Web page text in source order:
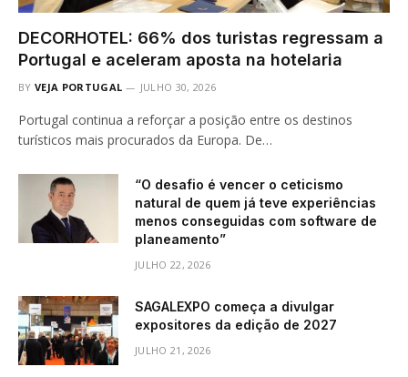
DECORHOTEL: 66% dos turistas regressam a
Portugal e aceleram aposta na hotelaria
BY VEJA PORTUGAL JULHO 30, 2026
Portugal continua a reforçar a posição entre os destinos
turísticos mais procurados da Europa. De…
“O desafio é vencer o ceticismo
natural de quem já teve experiências
menos conseguidas com software de
planeamento”
JULHO 22, 2026
SAGALEXPO começa a divulgar
expositores da edição de 2027
JULHO 21, 2026